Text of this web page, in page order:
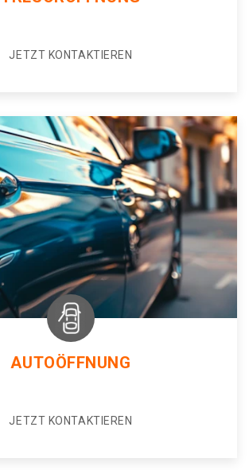
JETZT KONTAKTIEREN
AUTOÖFFNUNG
JETZT KONTAKTIEREN